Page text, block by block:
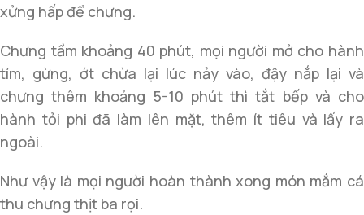
xửng hấp để chưng.
Chưng tầm khoảng 40 phút, mọi người mở cho hành
tím, gừng, ớt chừa lại lúc nảy vào, đậy nắp lại và
chưng thêm khoảng 5-10 phút thì tắt bếp và cho
hành tỏi phi đã làm lên mặt, thêm ít tiêu và lấy ra
ngoài.
Như vậy là mọi người hoàn thành xong món mắm cá
thu chưng thịt ba rọi.